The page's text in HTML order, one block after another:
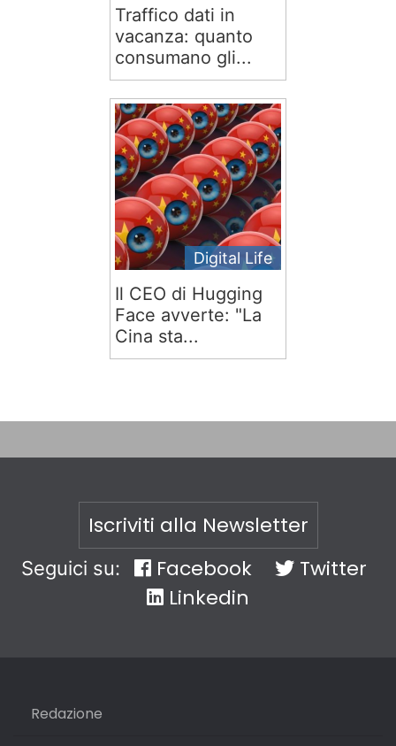
Traffico dati in
vacanza: quanto
consumano gli...
Digital Life
Il CEO di Hugging
Face avverte: "La
Cina sta...
Iscriviti alla Newsletter
Seguici su: Facebook
Twitter
Linkedin
Redazione